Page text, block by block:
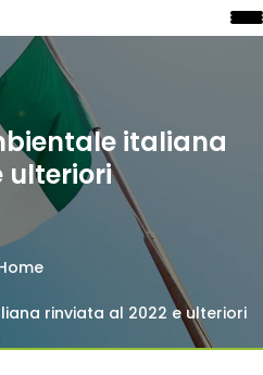
italiana
ulteriori
rinviata al 2022 e ulteriori